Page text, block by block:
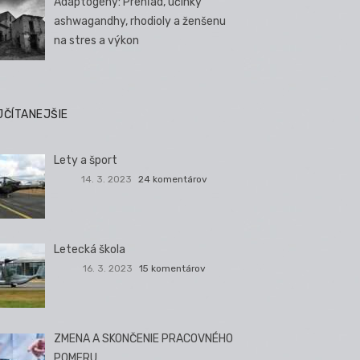
ashwagandhy, rhodioly a ženšenu
na stres a výkon
Lety a šport
14. 3. 2023 24 komentárov
Letecká škola
16. 3. 2023 15 komentárov
ZMENA A SKONČENIE PRACOVNÉHO